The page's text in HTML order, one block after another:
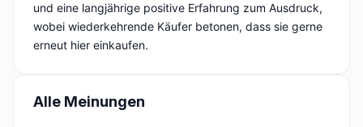
und eine langjährige positive Erfahrung zum Ausdruck,
wobei wiederkehrende Käufer betonen, dass sie gerne
erneut hier einkaufen.
Alle Meinungen